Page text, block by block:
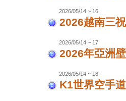
2026/05/14 ~ 16
2026越南三
2026/05/14 ~ 17
2026年亞洲
2026/05/14 ~ 18
K1世界空手